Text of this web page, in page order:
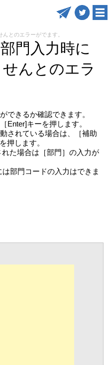
とのエラーがでます。
門入力時に
んとのエラ
できるか確認できます。
Enter]キーを押します。
されている場合は、［補助
押します。
た場合は［部門］の入力が
部門コードの入力はできま